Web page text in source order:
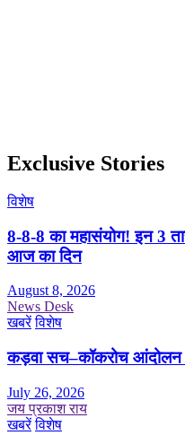
Exclusive Stories
विशेष
8-8-8 का महासंयोग! इन 3
आज का दिन
August 8, 2026
News Desk
खबरें विशेष
कड़वा सच–कॉकरोच आंदोलन
July 26, 2026
जय प्रकाश राय
खबरें विशेष